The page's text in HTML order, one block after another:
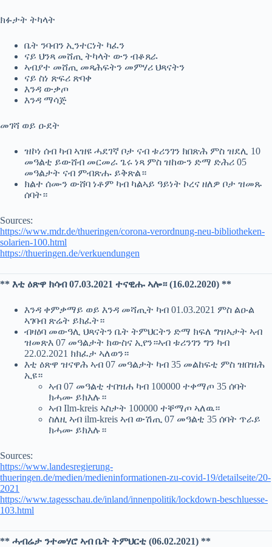
ክፉታት ትካላት
ቤት ንባብን ኢንተርነት ካፈን
ናይ ህንጻ መሸጢ ትካላት ውን ብቆጸራ
ኣብያተ መሸጢ መጻሕፍትን መምሃሪ ህጻናትን
ናይ ስነ ጽፍሪ ጽባቀ
እንዳ ውቃጦ
እንዳ ማሳጅ
መገሻ ወይ ዑደት
ዝኮነ ሰብ ካብ ኣዝዩ ሓደገኛ ቦታ ናብ ቱሪንገን ክበጽሕ ምስ ዝደሊ 10
መዓልቲ ይውሸብ መርመራ ጌሩ ነጻ ምስ ዝከውን ድማ ድሕሪ 05
መዓልታት ናብ ምብጽሑ ይቅጽል።
ክልተ ሰሙን ውሸባ ነቶም ካብ ካልኣይ ዓይነት ኮረና ዘለዎ ቦታ ዝመጹ
ሰባት።
Sources:
https://www.mdr.de/thueringen/corona-verordnung-neu-bibliotheken-
solarien-100.html
https://thueringen.de/verkuendungen
** እቲ ዕጽዋ ክሳብ 07.03.2021 ተናዊሑ ኣሎ። (16.02.2020) **
እንዳ ቀምቃማይ ወይ እንዳ መሻጢት ካብ 01.03.2021 ምስ ልዑል
ኣገባብ ጽሬት ይክፈት።
ብዛዕባ መውዓሊ ህጻናትን ቤት ትምህርትን ድማ ክፍለ ግዝኣታት ኣብ
ዝመጽእ 07 መዓልታት ክውስና ኢየን።ኣብ ቱሪንገን ግን ካብ
22.02.2021 ክክፈታ ኣለወን።
እቲ ዕጽዋ ዝናዋሕ ኣብ 07 መዓልታት ካብ 35 መልከፍቲ ምስ ዝበዝሕ
ኢዩ።
ኣብ 07 መዓልቲ ተበዝሐ ካብ 100000 ተቀማጦ 35 ሰባት
ክሓሙ ይክእሉ።
ኣብ Ilm-kreis ኣስታት 100000 ተቐማጦ ኣለዉ።
ስለዚ ኣብ ilm-kreis ኣብ ውሽጢ 07 መዓልቲ 35 ሰባት ጥራይ
ክሓሙ ይክእሉ።
Sources:
https://www.landesregierung-
thueringen.de/medien/medieninformationen-zu-covid-19/detailseite/20-
2021
https://www.tagesschau.de/inland/innenpolitik/lockdown-beschluesse-
103.html
** ሓብሬታ ንተመሃሮ ኣብ ቤት ትምህርቲ (06.02.2021) **